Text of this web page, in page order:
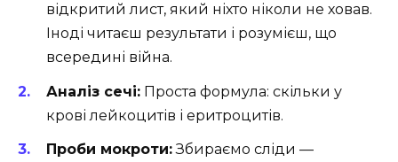
відкритий лист, який ніхто ніколи не ховав.
Іноді читаєш результати і розумієш, що
всередині війна.
Аналіз сечі: Проста формула: скільки у
крові лейкоцитів і еритроцитів.
Проби мокроти:Збираємо сліди —